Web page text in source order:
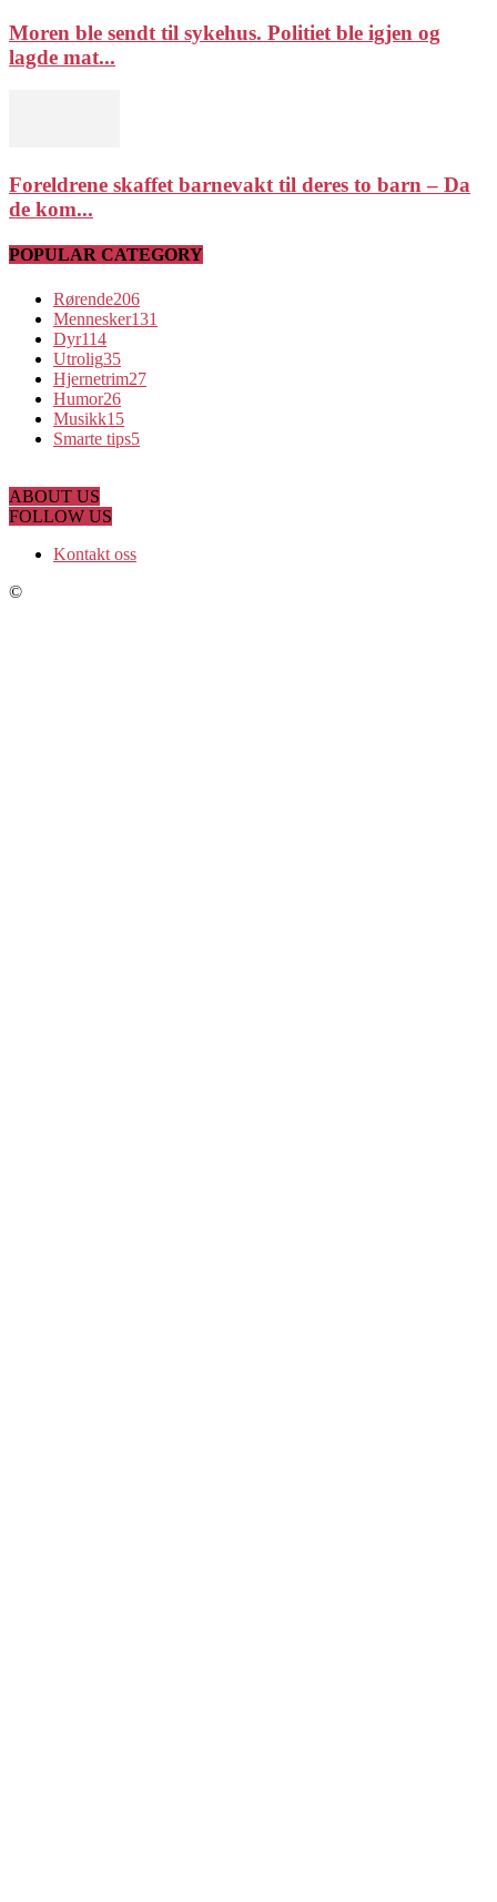
Moren ble sendt til sykehus. Politiet ble igjen og
lagde mat...
Foreldrene skaffet barnevakt til deres to barn – Da
de kom...
POPULAR CATEGORY
Rørende206
Mennesker131
Dyr114
Utrolig35
Hjernetrim27
Humor26
Musikk15
Smarte tips5
ABOUT US
FOLLOW US
Kontakt oss
©